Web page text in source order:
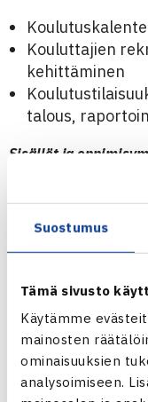
Suostumus
Tämä sivusto
Käytämme
mainosten
ominaisuuksien
analysoimiseen.
Kouluttajien
kehittäminen
talous,
Sisällöt ja
ITF Academyn
hyödyntäminen
Yhteistyö ja
Yhteistyö
asiantuntijoiden